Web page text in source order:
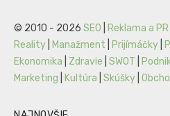
© 2010 - 2026 SEO Reklama a PR
Reality
Manažment Prijímáčky
Ekonomika
Zdravie SWOT
Marketing
Kultúra Skúšky